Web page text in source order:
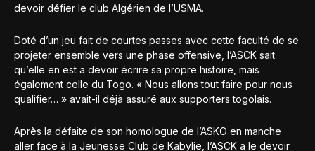
devoir défier le club Algérien de l’USMA.
Doté d’un jeu fait de courtes passes avec cette faculté de se
projeter ensemble vers une phase offensive, l’ASCK sait
qu’elle en est a devoir écrire sa propre histoire, mais
également celle du Togo. « Nous allons tout faire pour nous
qualifier… » avait-il déjà assuré aux supporters togolais.
Après la défaite de son homologue de l’ASKO en manche
aller face à la Jeunesse Club de Kabylie, l’ASCK a le devoir